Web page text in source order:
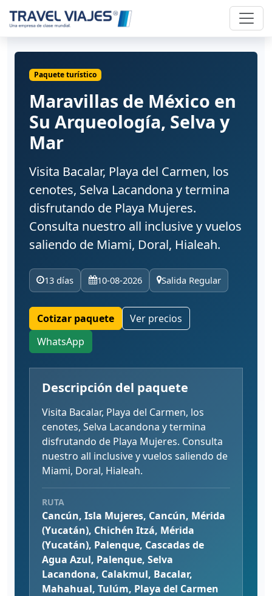
Paquete turístico
Maravillas de México en
Su Arqueología, Selva y
Mar
Visita Bacalar, Playa del Carmen, los
cenotes, Selva Lacandona y termina
disfrutando de Playa Mujeres.
Consulta nuestro all inclusive y vuelos
saliendo de Miami, Doral, Hialeah.
13 días 10-08-2026 Salida Regular
Cotizar paquete
Ver precios
WhatsApp
Descripción del paquete
Visita Bacalar, Playa del Carmen, los
cenotes, Selva Lacandona y termina
disfrutando de Playa Mujeres. Consulta
nuestro all inclusive y vuelos saliendo de
Miami, Doral, Hialeah.
RUTA
Cancún, Isla Mujeres, Cancún, Mérida
(Yucatán), Chichén Itzá, Mérida
(Yucatán), Palenque, Cascadas de
Agua Azul, Palenque, Selva
Lacandona, Calakmul, Bacalar,
Mahahual, Tulúm, Playa del Carmen